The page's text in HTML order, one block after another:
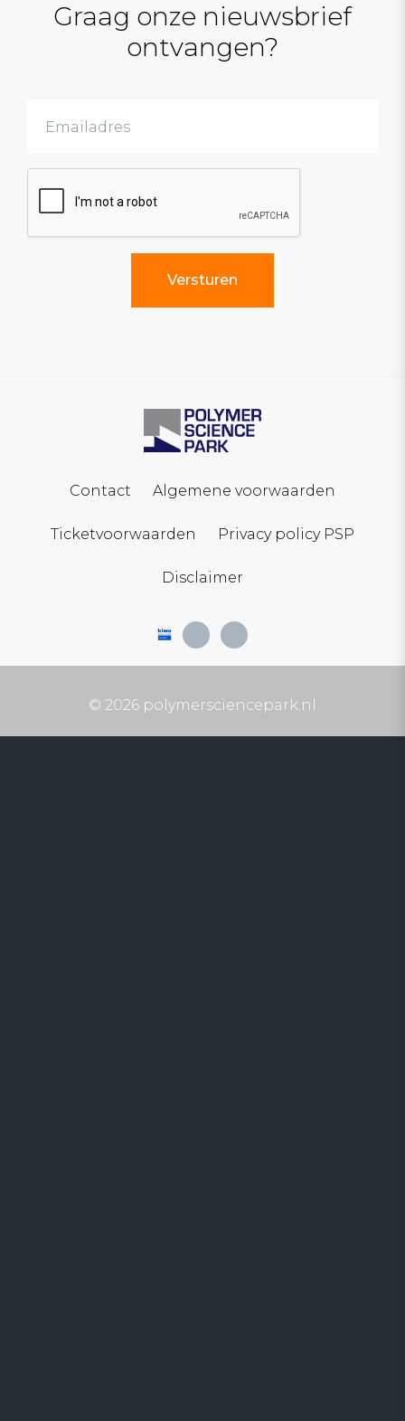
Graag onze nieuwsbrief
ontvangen?
Contact Algemene voorwaarden
Ticketvoorwaarden Privacy policy PSP
Disclaimer
© 2026 polymersciencepark.nl